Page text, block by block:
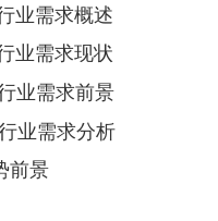
业需求概述
业需求现状
业需求前景
业需求分析
前景